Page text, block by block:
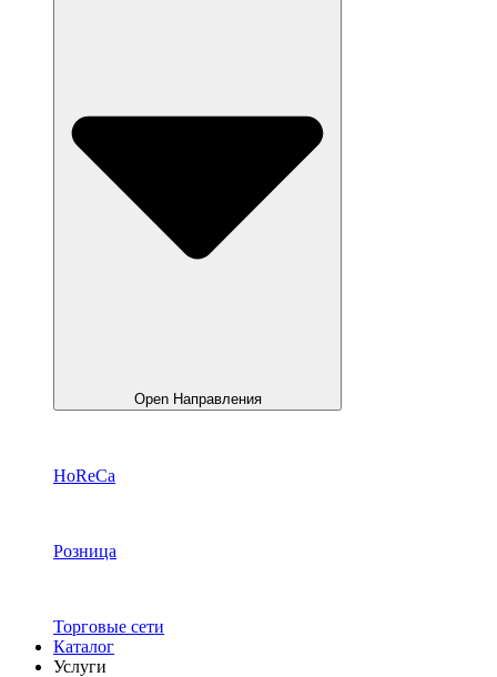
Open Направления
HoReCa
Розница
Торговые сети
Каталог
Услуги